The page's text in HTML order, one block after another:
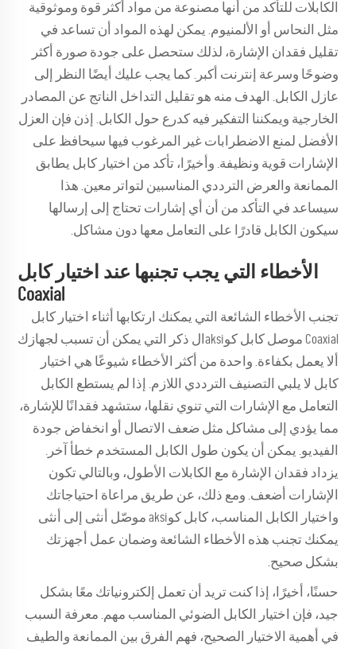
الكابلات للتأكد من أنها مصنوعة من مواد أكثر قوة وموثوقية
مثل النحاس أو الألمنيوم. يمكن لهذه المواد أن تساعد في
تقليل فقدان الإشارة، لذلك ستحصل على جودة صورة أكثر
وضوحًا وسرعة إنترنت أكبر. كما يجب عليك أيضًا النظر إلى
عازل الكابل. الهدف منه هو تقليل التداخل الناتج عن المصادر
الخارجية ويمكننا التفكير فيه كدرع حول الكابل. إذن فإن العزل
الأفضل لمنع الاضطرابات غير المرغوب فيها سيحافظ على
الإشارات قوية ونظيفة. وأخيرًا، تأكد من اختيار كابل يطابق
الممانعة والعرض الترددي المناسبين لتواتر معين. هذا
سيساعد في التأكد من أن أي إشارات تحتاج إلى إرسالها
سيكون الكابل قادرًا على التعامل معها دون مشاكل.
الأخطاء التي يجب تجنبها عند اختيار كابل
Coaxial
تجنب الأخطاء الشائعة التي يمكنك ارتكابها أثناء اختيار كابل
Coaxial موصل كابل كوaksiال ذكر
التي يمكن أن تسبب لجهازك
ألا يعمل بكفاءة. واحدة من أكثر الأخطاء شيوعًا هي اختيار
كابل لا يلبي التصنيف الترددي اللازم. إذا لم يستطع الكابل
التعامل مع الإشارات التي تنوي نقلها، ستشهد فقدانًا للإشارة،
مما يؤدي إلى مشاكل مثل ضعف الاتصال أو انخفاض جودة
الفيديو. يمكن أن يكون طول الكابل المستخدم خطأ آخر.
يزداد فقدان الإشارة مع الكابلات الأطول، وبالتالي تكون
الإشارات أضعف. ومع ذلك، عن طريق مراعاة احتياجاتك
واختيار الكابل المناسب، كابل كوaksi موصّل أنثى إلى أنثى
يمكنك تجنب هذه الأخطاء الشائعة وضمان عمل أجهزتك
بشكل صحيح.
حسنًا، أخيرًا، إذا كنت تريد أن تعمل إلكترونياتك معًا بشكل
جيد، فإن اختيار الكابل الضوئي المناسب مهم. معرفة السبب
في أهمية الاختيار الصحيح، فهم الفرق بين الممانعة والطيف